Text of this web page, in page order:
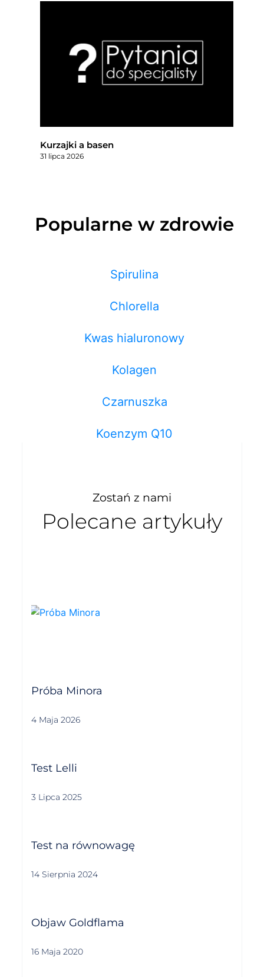
Kurzajki a basen
31 lipca 2026
Popularne w zdrowie
Spirulina
Chlorella
Kwas hialuronowy
Kolagen
Czarnuszka
Koenzym Q10
Zostań z nami
Polecane artykuły
Próba Minora
4 Maja 2026
Test Lelli
3 Lipca 2025
Test na równowagę
14 Sierpnia 2024
Objaw Goldflama
16 Maja 2020